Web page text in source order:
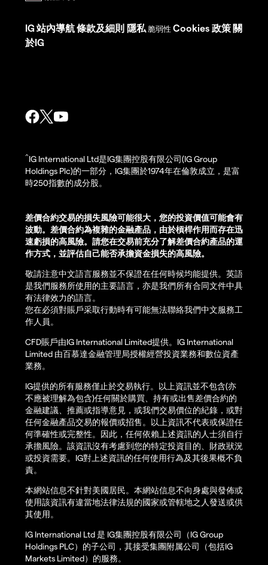
IG 站內導航條款及細則 隱私 脆弱性 Cookies 政策 關
於IG
^IG International Ltd是IG集團控股有限公司(IG Group
Holdings Plc)的一部分，IG集團於1974年在倫敦成立，是富
時250指數的成分股。
差價合約交易的損失風險可能很大，您的投資價值可能會有
波動。差價合約為複雜的金融產品，由於槓桿作用而存在迅
速虧損的高風險。請您在交易前充分了解差價合約產品的運
作方式，並評估自己能否承擔資金損失的高風險。
敬請注意中文語言服務並不保證在任何時候均能提供。英語
是我們服務所使用的主要語言，亦是我們所有合同文件中具
有法律效力的語言。
您在必須對賬戶采取行動時有可能無法聯絡我們中文服務工
作人員。
CFD賬戶由IG International Limited提供。IG International
Limited 由百慕達金融管理局授權經營投資業務和數位資產
業務。
IG提供的所有服務僅止於交易執行。以上資訊並不包含(亦
不應被理解為包含)任何關於購買、持有或出售差價合約的
金融建議、推薦或指導意見，或我們交易價位的紀錄，或對
任何金融產品交易的報價或招售。以上資訊不代表或保證任
何準確性或完整性。因此，任何依賴上述資訊的人士須自行
承擔風險。該資訊沒有考慮到您的特定投資目的、財政狀況
或投資需要。IG對上述資訊的任何使用行為及其後果概不負
責。
本網站信息不針對美國居民。本網站信息不向身處與發佈或
使用該資訊有違當地法律法規的國家或管轄地之人發送或供
其使用。
IG International Ltd 是 IG集團控股有限公司（IG Group
Holdings PLC）的子公司，其接受集團附属公司（包括IG
Markets Limited）的服務。